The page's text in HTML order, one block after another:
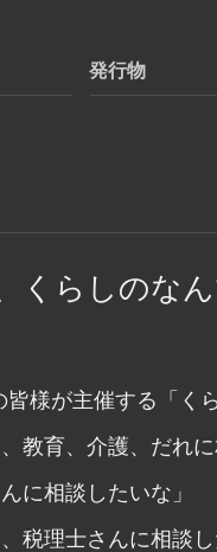
発行物
くらしのな
皆様が主催する「く
教育、介護、だれ
に相談したいな」
税理士さんに相談し